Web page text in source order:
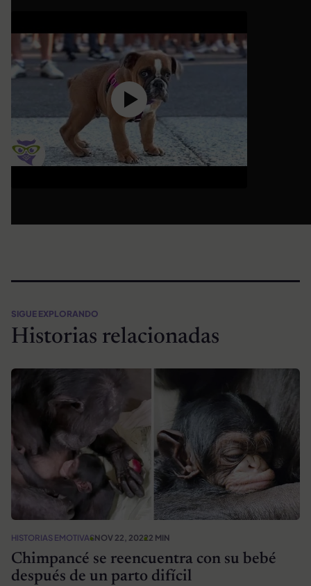
SIGUE EXPLORANDO
Historias relacionadas
HISTORIAS EMOTIVASNOV 22, 20222 MIN
Chimpancé se reencuentra con su bebé
después de un parto difícil